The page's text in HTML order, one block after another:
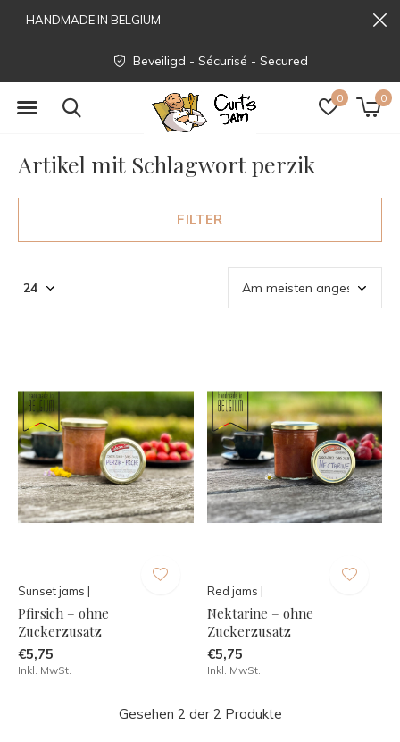
0 0
Beveiligd - Sécurisé - Secured
- HANDMADE IN BELGIUM -
Artikel mit Schlagwort perzik
FILTER
Sunset jams |
Pfirsich – ohne
Zuckerzusatz
€5,75
Inkl. MwSt.
Red jams |
Nektarine – ohne
Zuckerzusatz
€5,75
Inkl. MwSt.
Gesehen 2 der 2 Produkte